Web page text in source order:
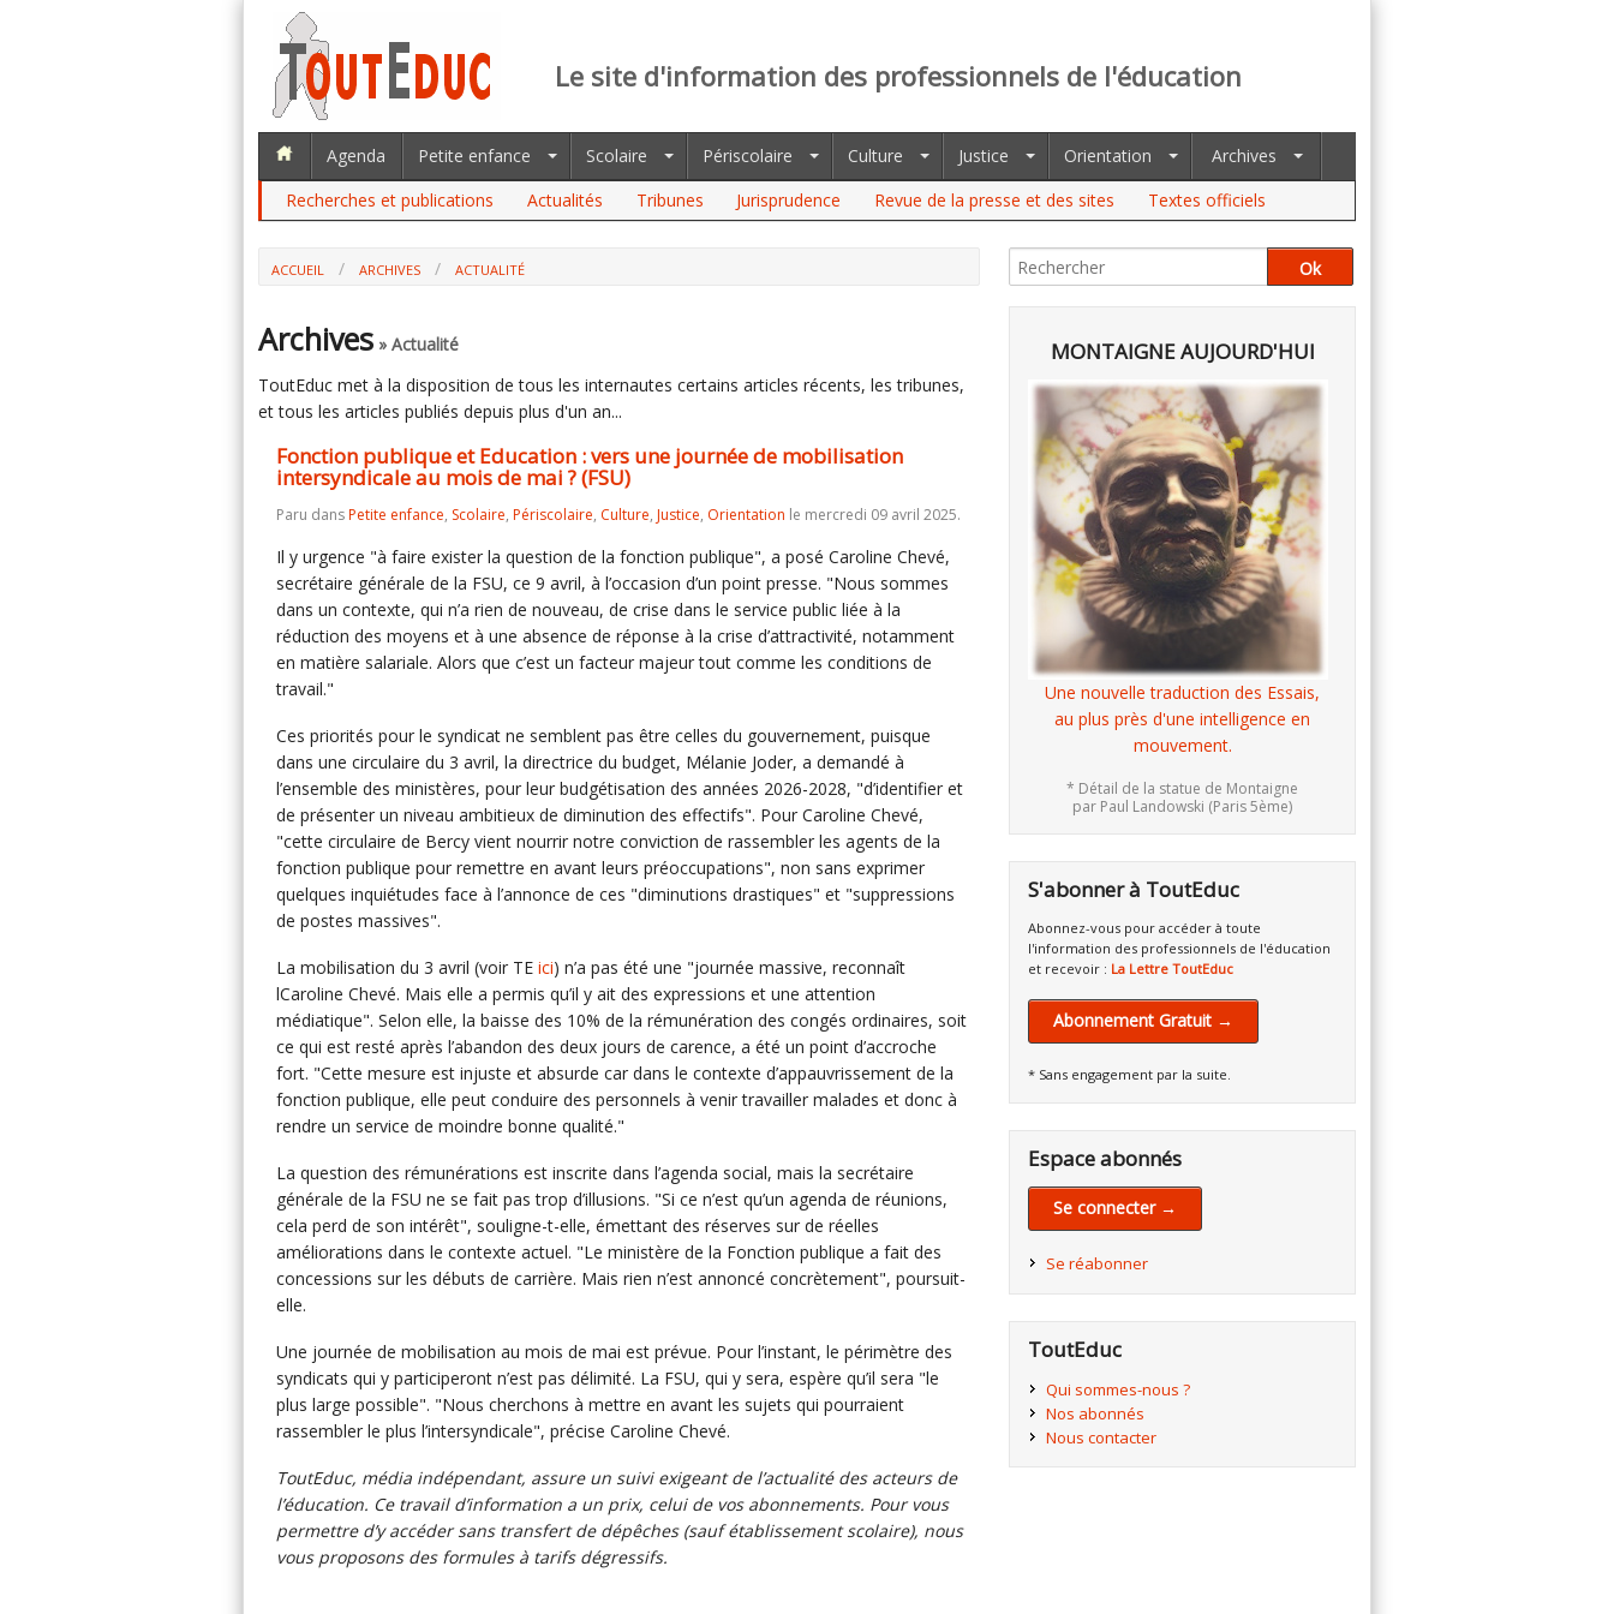
Le site d'information des professionnels de l'éducation
Agenda Petite enfance Scolaire Périscolaire Culture Justice Orientation
Archives
Recherches et publications
Actualités Tribunes Jurisprudence Revue de la presse et des sites Textes officiels
ACCUEIL ARCHIVES
ACTUALITÉ
DE MAI ? (FSU)
Archives » Actualité
ToutEduc met à la disposition de tous les internautes certains articles récents, les tribunes,
et tous les articles publiés depuis plus d'un an...
Fonction publique et Education : vers une journée de mobilisation
intersyndicale au mois de mai ? (FSU)
Paru dansPetite enfance, Scolaire, Périscolaire, Culture, Justice, Orientation le mercredi 09 avril 2025.
Il y urgence "à faire exister la question de la fonction publique", a posé Caroline Chevé,
secrétaire générale de la FSU, ce 9 avril, à l’occasion d’un point presse. "Nous sommes
dans un contexte, qui n’a rien de nouveau, de crise dans le service public liée à la
réduction des moyens et à une absence de réponse à la crise d’attractivité, notamment
en matière salariale. Alors que c’est un facteur majeur tout comme les conditions de
travail."
Ces priorités pour le syndicat ne semblent pas être celles du gouvernement, puisque
dans une circulaire du 3 avril, la directrice du budget, Mélanie Joder, a demandé à
l’ensemble des ministères, pour leur budgétisation des années 2026-2028, "d’identifier et
de présenter un niveau ambitieux de diminution des effectifs". Pour Caroline Chevé,
"cette circulaire de Bercy vient nourrir notre conviction de rassembler les agents de la
fonction publique pour remettre en avant leurs préoccupations", non sans exprimer
quelques inquiétudes face à l’annonce de ces "diminutions drastiques" et "suppressions
de postes massives".
La mobilisation du 3 avril (voir TE ici) n’a pas été une "journée massive, reconnaît
lCaroline Chevé. Mais elle a permis qu’il y ait des expressions et une attention
médiatique". Selon elle, la baisse des 10% de la rémunération des congés ordinaires, soit
ce qui est resté après l’abandon des deux jours de carence, a été un point d’accroche
fort. "Cette mesure est injuste et absurde car dans le contexte d’appauvrissement de la
fonction publique, elle peut conduire des personnels à venir travailler malades et donc à
rendre un service de moindre bonne qualité."
La question des rémunérations est inscrite dans l’agenda social, mais la secrétaire
générale de la FSU ne se fait pas trop d’illusions. "Si ce n’est qu’un agenda de réunions,
cela perd de son intérêt", souligne-t-elle, émettant des réserves sur de réelles
améliorations dans le contexte actuel. "Le ministère de la Fonction publique a fait des
concessions sur les débuts de carrière. Mais rien n’est annoncé concrètement", poursuit-
elle.
Une journée de mobilisation au mois de mai est prévue. Pour l’instant, le périmètre des
syndicats qui y participeront n’est pas délimité. La FSU, qui y sera, espère qu’il sera "le
plus large possible". "Nous cherchons à mettre en avant les sujets qui pourraient
rassembler le plus l’intersyndicale", précise Caroline Chevé.
ToutEduc, média indépendant, assure un suivi exigeant de l’actualité des acteurs de
l’éducation. Ce travail d’information a un prix, celui de vos abonnements. Pour vous
permettre d’y accéder sans transfert de dépêches (sauf établissement scolaire), nous
vous proposons des formules à tarifs dégressifs.
MONTAIGNE AUJOURD'HUI
Une nouvelle traduction des Essais,
au plus près d'une intelligence en
mouvement.
* Détail de la statue de Montaigne
par Paul Landowski (Paris 5ème)
S'abonner à ToutEduc
Abonnez-vous pour accéder à toute
l'information des professionnels de l'éducation
et recevoir : La Lettre ToutEduc
Abonnement Gratuit →
* Sans engagement par la suite.
Espace abonnés
Se connecter →
Se réabonner
ToutEduc
Qui sommes-nous ?
Nos abonnés
Nous contacter